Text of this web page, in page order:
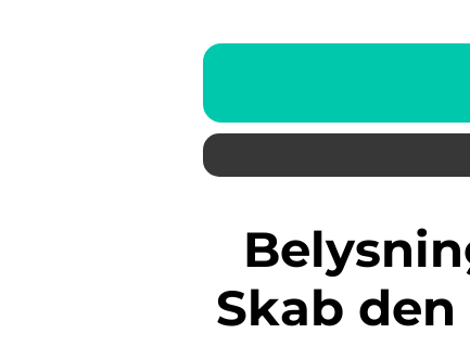
Belysning på badeværelset:
Skab